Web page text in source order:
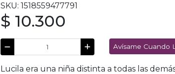
SKU: 1518559477791
$ 10.300
Avísame Cuando
Lucila era una niña distinta a todas las